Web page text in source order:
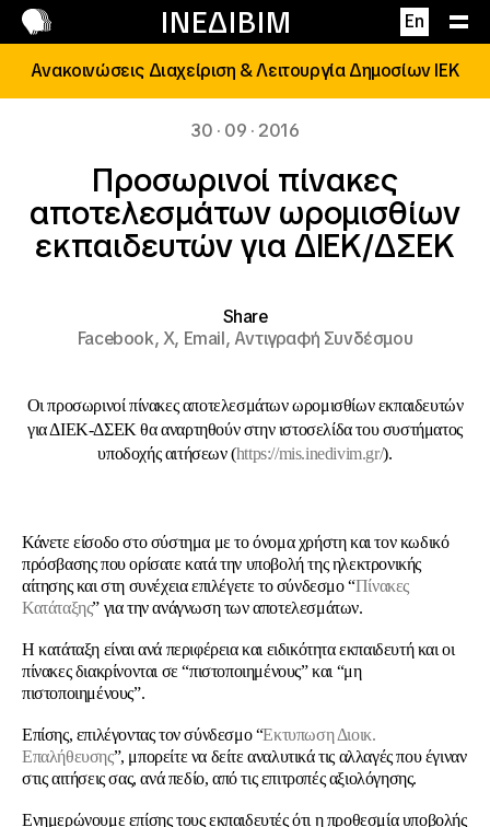
ΙΝΕΔΙΒΙΜ En
Επικοινωνία
Ανακοινώσεις Διαχείριση & Λειτουργία Δημοσίων ΙΕΚ
30 · 09 · 2016
Προσωρινοί πίνακες
αποτελεσμάτων ωρομισθίων
εκπαιδευτών για ΔΙΕΚ/ΔΣΕΚ
Share
Facebook,X, Email,Αντιγραφή Συνδέσμου
Οι προσωρινοί πίνακες αποτελεσμάτων ωρομισθίων εκπαιδευτών
για ΔΙΕΚ-ΔΣΕΚ θα αναρτηθούν στην ιστοσελίδα του συστήματος
υποδοχής αιτήσεων (https://mis.inedivim.gr/).
Κάνετε είσοδο στο σύστημα με το όνομα χρήστη και τον κωδικό
πρόσβασης που ορίσατε κατά την υποβολή της ηλεκτρονικής
αίτησης και στη συνέχεια επιλέγετε το σύνδεσμο “Πίνακες
Κατάταξης” για την ανάγνωση των αποτελεσμάτων.
Η κατάταξη είναι ανά περιφέρεια και ειδικότητα εκπαιδευτή και οι
πίνακες διακρίνονται σε “πιστοποιημένους” και “μη
πιστοποιημένους”.
Επίσης, επιλέγοντας τον σύνδεσμο “Εκτυπωση Διοικ.
Επαλήθευσης”, μπορείτε να δείτε αναλυτικά τις αλλαγές που έγιναν
στις αιτήσεις σας, ανά πεδίο, από τις επιτροπές αξιολόγησης.
Ενημερώνουμε επίσης τους εκπαιδευτές ότι η προθεσμία υποβολής